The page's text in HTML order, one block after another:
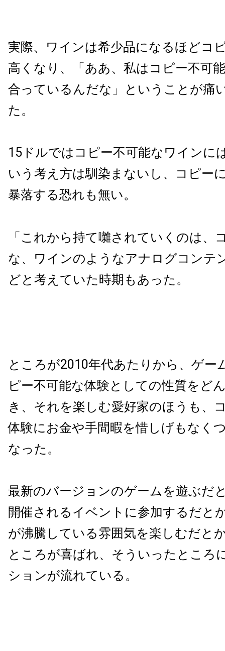
実際、ワインは希少品になるほどコ
高くなり、「ああ、私はコピー不可
合っているんだな」ということが痛
た。
15ドルではコピー不可能なワインに
いう考え方は馴染まないし、コピー
暴落する恐れも無い。
「これから持て囃されていくのは、
な、ワインのようなアナログコンテ
どと考えていた時期もあった。
ところが2010年代あたりから、ゲー
ピー不可能な体験としての性質をど
き、それを楽しむ愛好家のほうも、
体験にお金や手間暇を惜しげもなく
なった。
最新のバージョンのゲームを遊ぶだ
開催されるイベントに参加するだと
が沸騰している雰囲気を楽しむだと
ところが喜ばれ、そういったところ
ションが流れている。